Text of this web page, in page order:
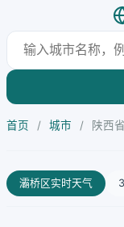
首页 / 城市 / 陕西省
灞桥区实时天气